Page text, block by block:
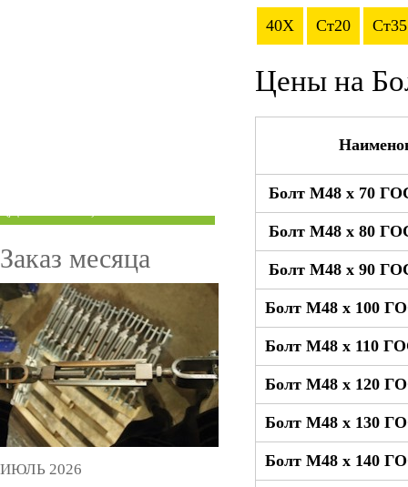
40Х Ст20 Ст35
Цены на
Болт М48 x 70
Болт М48 x 80
Болт М48 x 90
Болт М48 x 100
Болт М48 x 110
Болт М48 x 120
Болт М48 x 130
Болт М48 x 140
Заказ месяца
ИЮЛЬ 2026